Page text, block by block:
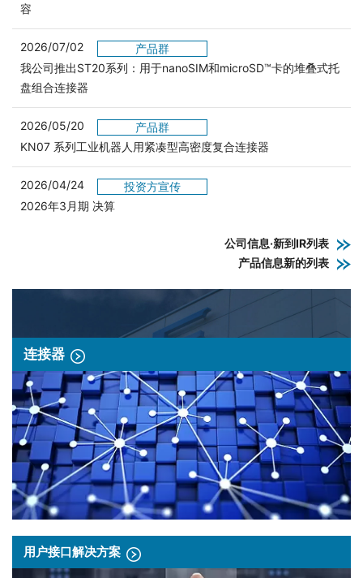
容
2026/07/02
产品群
我公司推出ST20系列：用于nanoSIM和microSD™卡的堆叠式托
盘组合连接器
2026/05/20
产品群
KN07 系列工业机器人用紧凑型高密度复合连接器
2026/04/24
投资方宣传
2026年3月期 决算
公司信息·新到IR列表
产品信息新的列表
连接器
用户接口解决方案